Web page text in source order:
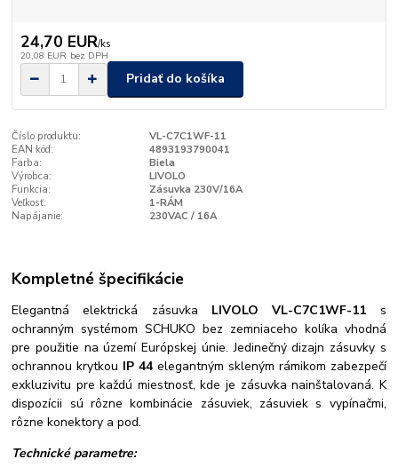
24,70 EUR/ks
20,08 EUR bez DPH
Pridať do košíka
Číslo produktu:
VL-C7C1WF-11
EAN kód:
4893193790041
Farba:
Biela
Výrobca:
LIVOLO
Funkcia:
Zásuvka 230V/16A
Veľkosť:
1-RÁM
Napájanie:
230VAC / 16A
Kompletné špecifikácie
Elegantná elektrická zásuvka LIVOLO VL-C7C1WF-11 s
ochranným systémom SCHUKO bez zemniaceho kolíka vhodná
pre použitie na území Európskej únie. Jedinečný dizajn zásuvky s
ochrannou krytkou IP 44 elegantným skleným rámikom zabezpečí
exkluzivitu pre každú miestnosť, kde je zásuvka nainštalovaná. K
dispozícii sú rôzne kombinácie zásuviek, zásuviek s vypínačmi,
rôzne konektory a pod.
Technické parametre: